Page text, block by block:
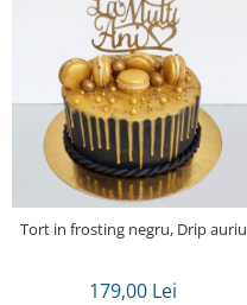
Tort in frosting negru, Drip auriu
179,00 Lei